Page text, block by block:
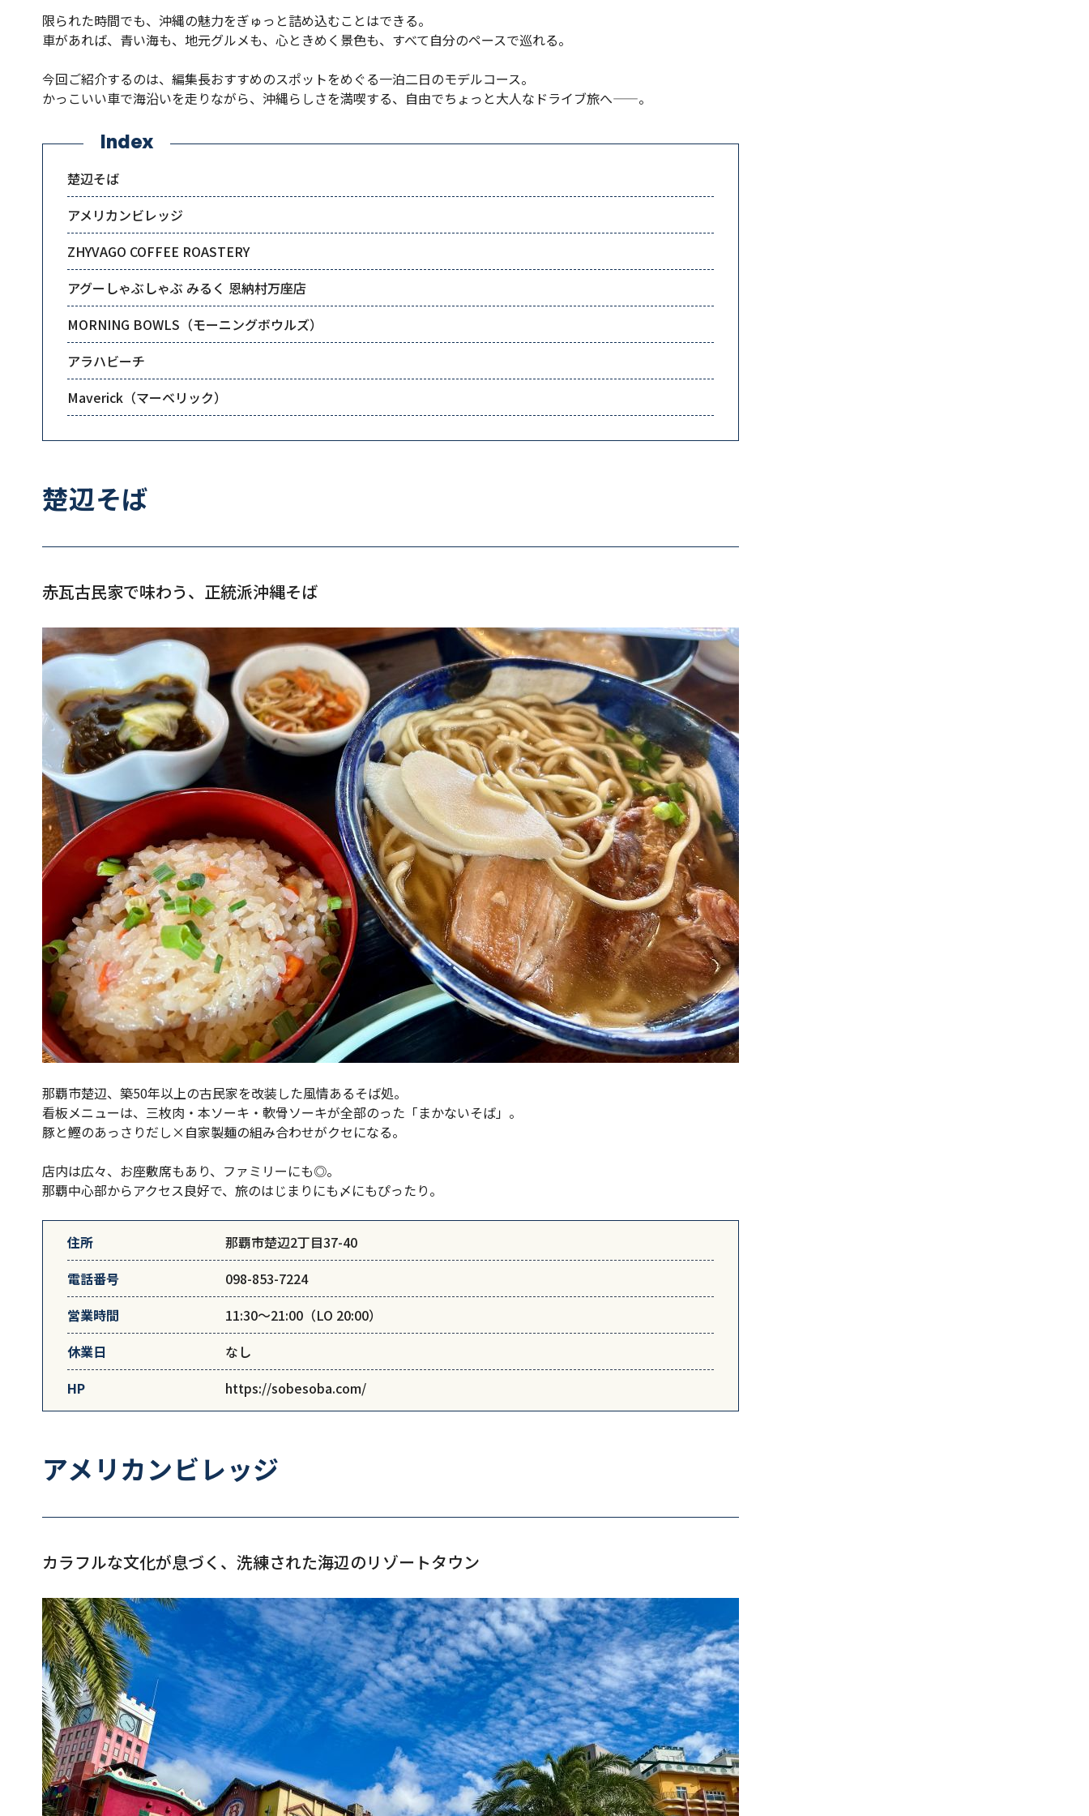
限られた時間でも、沖縄の魅力をぎゅっと詰め込むことはできる。
車があれば、青い海も、地元グルメも、心ときめく景色も、すべて自分のペースで巡れる。
今回ご紹介するのは、編集長おすすめのスポットをめぐる一泊二日のモデルコース。
かっこいい車で海沿いを走りながら、沖縄らしさを満喫する、自由でちょっと大人なドライブ旅へ——。
Index
楚辺そば
アメリカンビレッジ
ZHYVAGO COFFEE ROASTERY
アグーしゃぶしゃぶ みるく 恩納村万座店
MORNING BOWLS（モーニングボウルズ）
アラハビーチ
Maverick（マーベリック）
楚辺そば
赤瓦古民家で味わう、正統派沖縄そば
那覇市楚辺、築50年以上の古民家を改装した風情あるそば処。
看板メニューは、三枚肉・本ソーキ・軟骨ソーキが全部のった「まかないそば」。
豚と鰹のあっさりだし×自家製麺の組み合わせがクセになる。
店内は広々、お座敷席もあり、ファミリーにも◎。
那覇中心部からアクセス良好で、旅のはじまりにも〆にもぴったり。
住所
那覇市楚辺2丁目37-40
電話番号
098-853-7224
営業時間
11:30～21:00（LO 20:00）
休業日
なし
HP
https://sobesoba.com/
アメリカンビレッジ
カラフルな文化が息づく、洗練された海辺のリゾートタウン